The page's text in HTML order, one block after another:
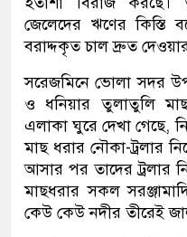
জেলেদের ঋণের কিস্তি
বরাদ্দকৃত চাল দ্রুত
সরেজমিনে ভোলা সদর
ও ধনিয়ার তুলাতুলি
এলাকা ঘুরে দেখা গেছে,
মাছ ধরার নৌকা-ট্রলার
আসার পর তাদের ট্রলার
মাছধরার সকল
কেউ কেউ নদীর তীরেই